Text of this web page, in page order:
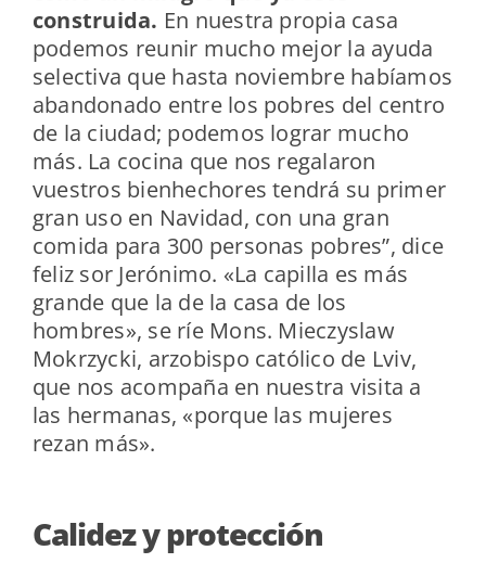
construida. En nuestra propia casa
podemos reunir mucho mejor la ayuda
selectiva que hasta noviembre habíamos
abandonado entre los pobres del centro
de la ciudad; podemos lograr mucho
más. La cocina que nos regalaron
vuestros bienhechores tendrá su primer
gran uso en Navidad, con una gran
comida para 300 personas pobres”, dice
feliz sor Jerónimo. «La capilla es más
grande que la de la casa de los
hombres», se ríe Mons. Mieczyslaw
Mokrzycki, arzobispo católico de Lviv,
que nos acompaña en nuestra visita a
las hermanas, «porque las mujeres
rezan más».
Calidez y protección